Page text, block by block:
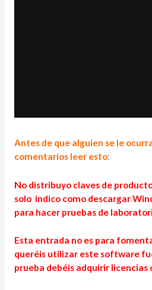
Antes de que alguien se le
comentarios leer esto:
No distribuyo claves de
solo indico como descargar
para hacer pruebas de
Esta entrada no es para
queréis utilizar este software
prueba debéis adquirir licencias